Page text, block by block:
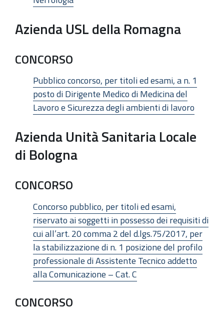
Azienda USL della Romagna
CONCORSO
Pubblico concorso, per titoli ed esami, a n. 1
posto di Dirigente Medico di Medicina del
Lavoro e Sicurezza degli ambienti di lavoro
Azienda Unità Sanitaria Locale
di Bologna
CONCORSO
Concorso pubblico, per titoli ed esami,
riservato ai soggetti in possesso dei requisiti di
cui all’art. 20 comma 2 del d.lgs.75/2017, per
la stabilizzazione di n. 1 posizione del profilo
professionale di Assistente Tecnico addetto
alla Comunicazione – Cat. C
CONCORSO